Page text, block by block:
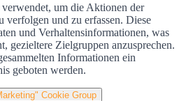
um die Aktionen der
verfolgen und zu erfassen. Diese
und Verhaltensinformationen, was
gezieltere Zielgruppen anzusprechen.
Informationen ein
geboten werden.
Cookie Group